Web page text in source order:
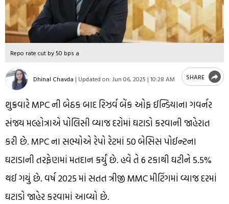
Repo rate cut by 50 bps a
Dhinal Chavda | Updated on: Jun 06, 2025 | 10:28 AM SHARE
શુક્રવારે MPC ની બેઠક બાદ રિઝર્વ બેંક ઓફ ઈન્ડિયાના ગવર્નર
સંજય મલ્હોત્રાએ પોલિસી વ્યાજ દરોમાં ઘટાડો કરવાની જાહેરાત
કરી છે. MPC ના સભ્યોએ રેપો રેટમાં 50 બેસિસ પોઈન્ટના
ઘટાડાની તરફેણમાં મતદાન કર્યું છે. હવે તે 6 ટકાથી ઘટીને 5.5%
થઈ ગયું છે. વર્ષ 2025 માં સતત ત્રીજી MMC મીટિંગમાં વ્યાજ દરમાં
ઘટાડો જાહેર કરવામાં આવ્યો છે.